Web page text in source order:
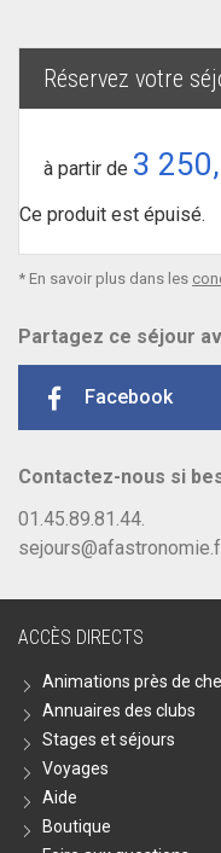
Réservez votre
à partir de 3
Ce produit est épuisé.
* En savoir plus dans les
Partagez ce séjour
Facebook
Contactez-nous si
01.45.89.81.44.
ACCÈS DIRECTS
Animations près de
Annuaires des clubs
Stages et séjours
Voyages
Aide
Boutique